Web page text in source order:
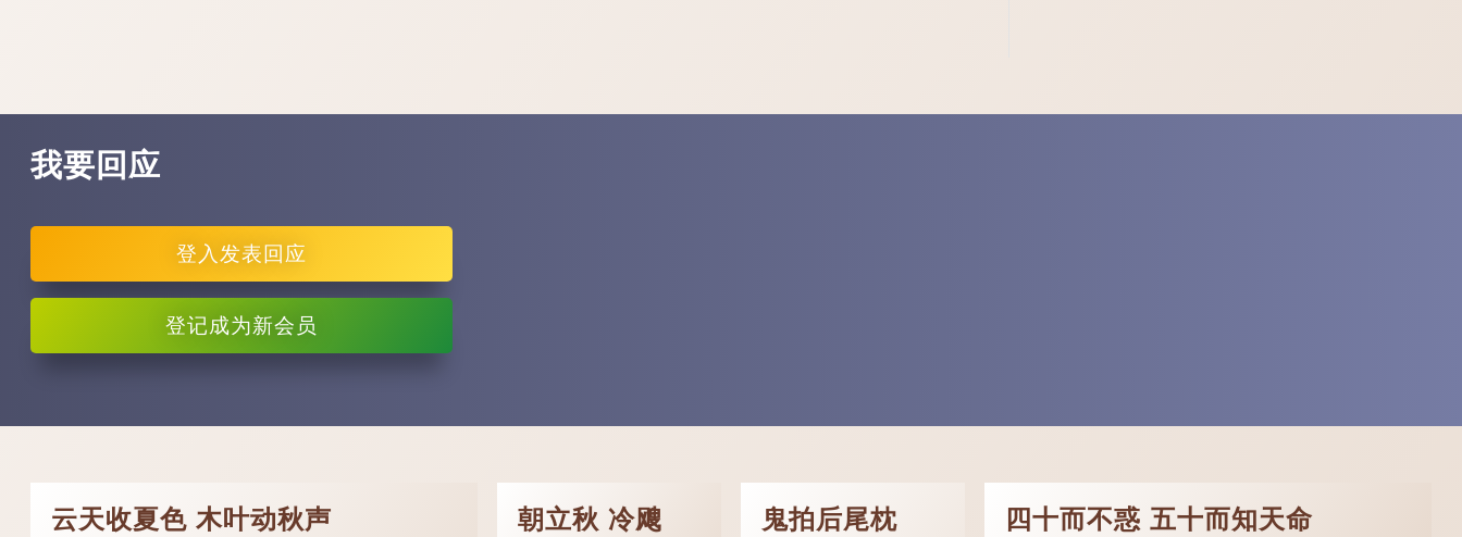
我要回应
登入 发表回应
登记成为新会员
云天收夏色 木叶动秋声
朝立秋 冷飕
鬼拍后尾枕 四十而不惑 五十而知天命